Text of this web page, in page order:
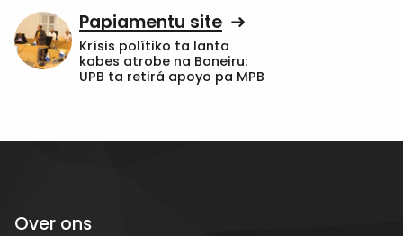
Papiamentu site
Krísis polítiko ta lanta
kabes atrobe na Boneiru:
UPB ta retirá apoyo pa MPB
Over ons